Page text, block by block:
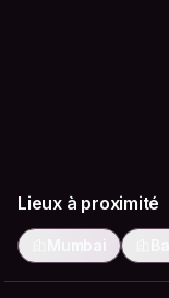
Lieux à proximité
Mumbai